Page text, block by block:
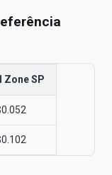
Zone SP